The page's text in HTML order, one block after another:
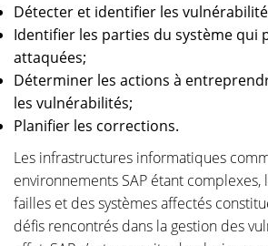
Détecter et identifier les
Identifier les parties du système qui
attaquées;
Déterminer les actions à
les vulnérabilités;
Planifier les corrections.
Les infrastructures informatiques
environnements SAP étant complexes,
failles et des systèmes affectés
défis rencontrés dans la gestion des